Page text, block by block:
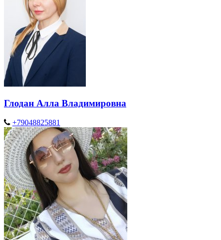
Глодан Алла Владимировна
+79048825881